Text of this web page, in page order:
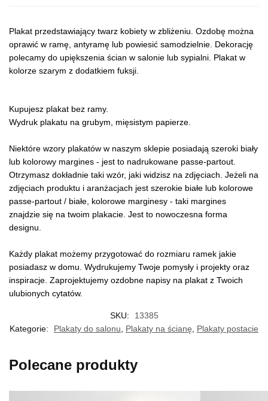
Plakat przedstawiający twarz kobiety w zbliżeniu. Ozdobę można
oprawić w ramę, antyramę lub powiesić samodzielnie. Dekorację
polecamy do upiększenia ścian w salonie lub sypialni. Plakat w
kolorze szarym z dodatkiem fuksji.
Kupujesz plakat bez ramy.
Wydruk plakatu na grubym, mięsistym papierze.
Niektóre wzory plakatów w naszym sklepie posiadają szeroki biały
lub kolorowy margines - jest to nadrukowane passe-partout.
Otrzymasz dokładnie taki wzór, jaki widzisz na zdjęciach. Jeżeli na
zdjęciach produktu i aranżacjach jest szerokie białe lub kolorowe
passe-partout / białe, kolorowe marginesy - taki margines
znajdzie się na twoim plakacie. Jest to nowoczesna forma
designu.
Każdy plakat możemy przygotować do rozmiaru ramek jakie
posiadasz w domu. Wydrukujemy Twoje pomysły i projekty oraz
inspiracje. Zaprojektujemy ozdobne napisy na plakat z Twoich
ulubionych cytatów.
SKU:
13385
Kategorie:
Plakaty do salonu Plakaty na ścianę Plakaty postacie
Polecane produkty